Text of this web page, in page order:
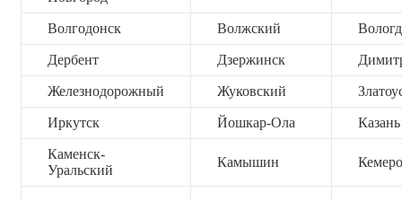
Волгодонск Волжский
Дербент Дзержинск
Железнодорожный Жуковский
Иркутск Йошкар-Ола Казань
Каменск-
Уральский
Камышин